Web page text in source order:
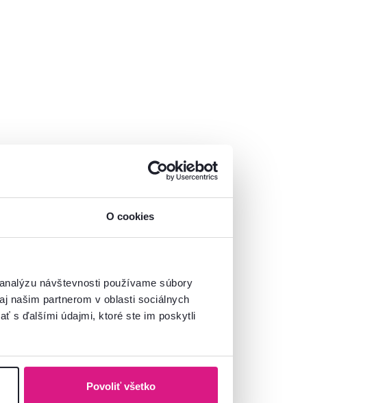
O cookies
návštevnosti používame súbory
našim partnerom v oblasti sociálnych
s ďalšími údajmi, ktoré ste im poskytli
Povoliť všetko